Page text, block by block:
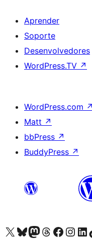
Aprender
Soporte
Desenvolvedores
WordPress.TV ↗
WordPress.com ↗
Matt ↗
bbPress ↗
BuddyPress ↗
Visita la cuenta de X (anteriormente Twitter)
Visita a nosa conta de Bluesky
Visita a nosa conta de Mastodon
Visita a nosa conta de Threads
Visita a nosa páxina
Visita a nosa
Visita a